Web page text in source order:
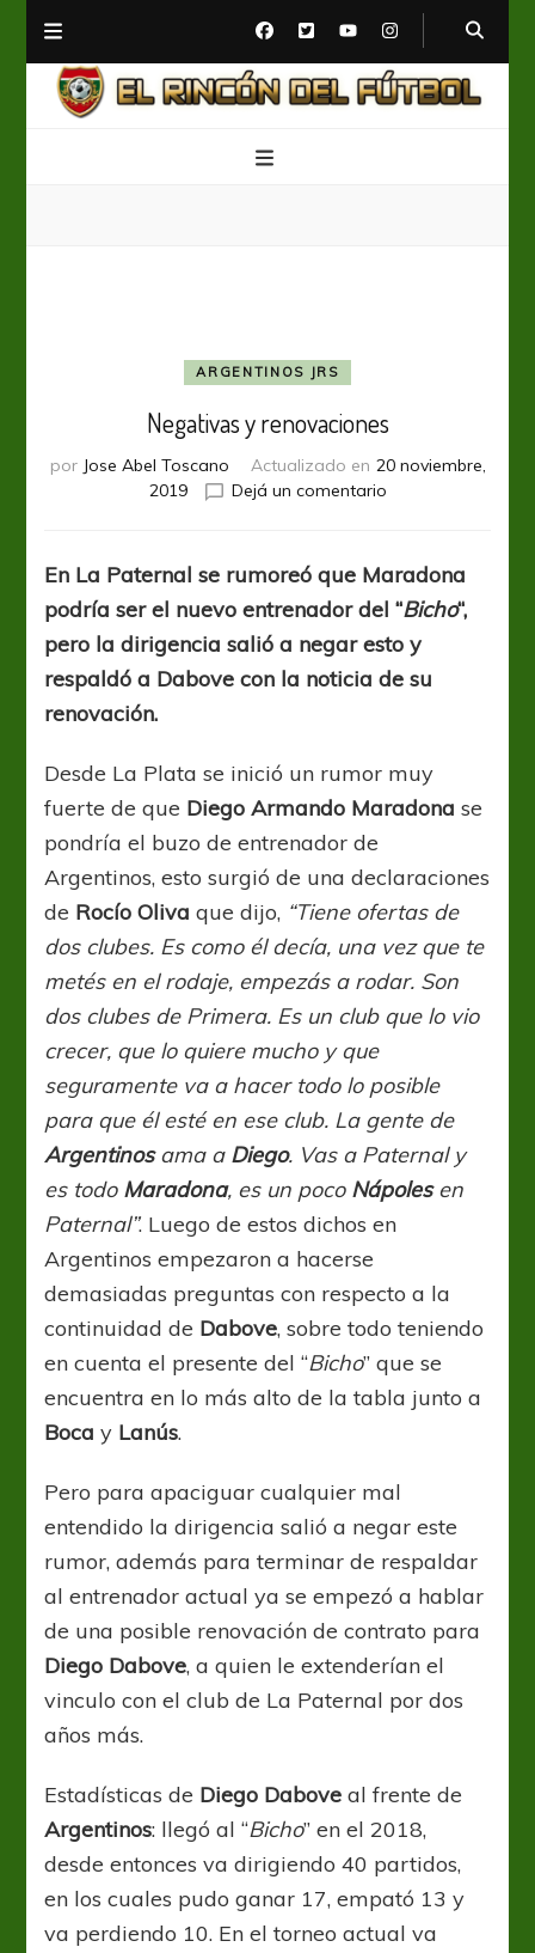
ARGENTINOS JRS
Negativas y renovaciones
por Jose Abel Toscano Actualizado en 20 noviembre,
2019
Dejá un comentarioen
renovaciones
En La Paternal se rumoreó que Maradona
podría ser el nuevo entrenador del “Bicho“,
pero la dirigencia salió a negar esto y
respaldó a Dabove con la noticia de su
renovación.
Desde La Plata se inició un rumor muy
fuerte de que Diego Armando Maradona se
pondría el buzo de entrenador de
Argentinos, esto surgió de una declaraciones
de Rocío Oliva que dijo, “Tiene ofertas de
dos clubes. Es como él decía, una vez que te
metés en el rodaje, empezás a rodar. Son
dos clubes de Primera. Es un club que lo vio
crecer, que lo quiere mucho y que
seguramente va a hacer todo lo posible
para que él esté en ese club. La gente de
Argentinosama a Diego. Vas a Paternal y
es todo Maradona, es un poco Nápolesen
Paternal”. Luego de estos dichos en
Argentinos empezaron a hacerse
demasiadas preguntas con respecto a la
continuidad de Dabove, sobre todo teniendo
en cuenta el presente del “Bicho” que se
encuentra en lo más alto de la tabla junto a
Bocay Lanús.
Pero para apaciguar cualquier mal
entendido la dirigencia salió a negar este
rumor, además para terminar de respaldar
al entrenador actual ya se empezó a hablar
de una posible renovación de contrato para
Diego Dabove, a quien le extenderían el
vinculo con el club de La Paternal por dos
años más.
Estadísticas de Diego Dabove al frente de
Argentinos: llegó al “Bicho” en el 2018,
desde entonces va dirigiendo 40 partidos,
en los cuales pudo ganar 17, empató 13 y
va perdiendo 10. En el torneo actual va